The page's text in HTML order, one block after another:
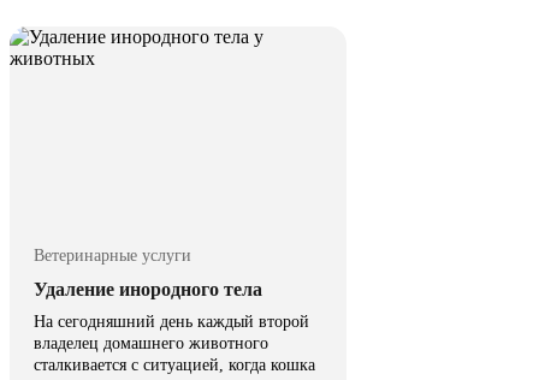
Ветеринарные услуги
Удаление инородного тела
На сегодняшний день каждый второй
владелец домашнего животного
сталкивается с ситуацией, когда кошка